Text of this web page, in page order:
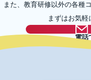
また、教育研修以外の各種
まずはお気軽
電話
03-